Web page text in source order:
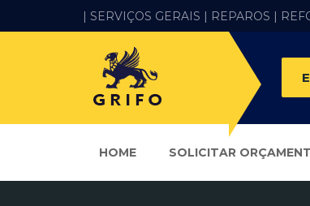
| SERVIÇOS GERAIS | REPAROS |
HOME SOLICITAR